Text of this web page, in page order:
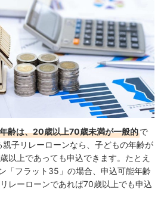
齢は、20歳以上70歳未満が一般的で
子リレーローンなら、子どもの年齢が
以上であっても申込できます。たとえ
「フラット35」の場合、申込可能年齢
レーローンであれば70歳以上でも申込